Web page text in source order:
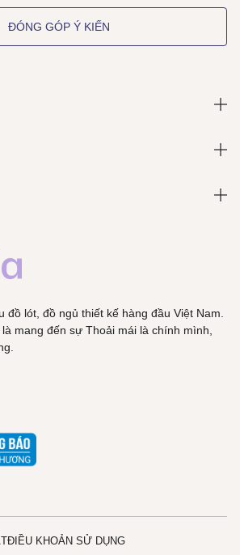
ĐÓNG GÓP Ý KIẾN
đồ lót, đồ ngủ thiết kế hàng đầu Việt Nam.
mang đến sự Thoải mái là chính mình,
ĐIỀU KHOẢN SỬ DỤNG